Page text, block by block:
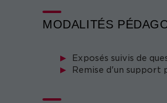
MODALITÉS
Exposés suivis de
Remise d'un support